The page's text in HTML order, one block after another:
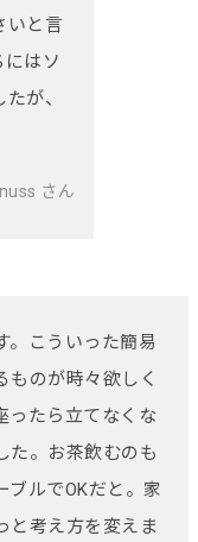
いと言
はソ
が、
さん
。こういった簡易
ものが時々欲しく
ったら立てなくな
た。お茶飲むのも
ブルでOKだと。家
と考え方を変えま